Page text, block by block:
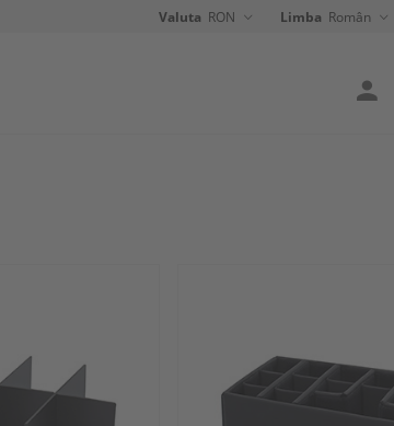
Valuta RON Limba Român